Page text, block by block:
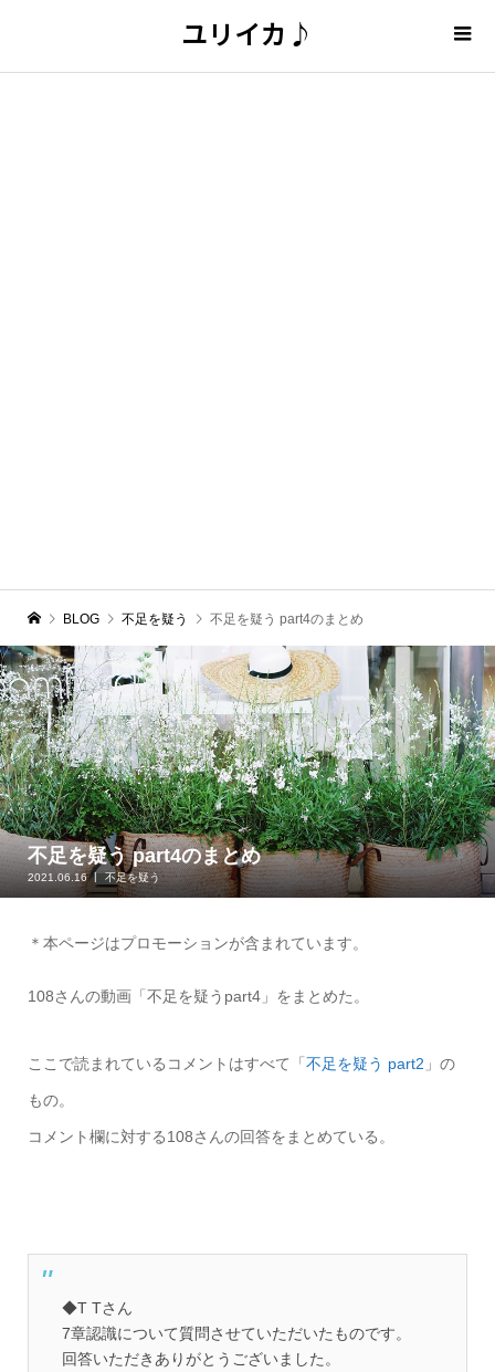
ユリイカ♪
BLOG 不足を疑う 不足を疑う part4のまとめ
不足を疑う part4のまとめ
2021.06.16 不足を疑う
＊本ページはプロモーションが含まれています。
108さんの動画「不足を疑うpart4」をまとめた。
ここで読まれているコメントはすべて「 不足を疑う part2 」の
もの。
コメント欄に対する108さんの回答をまとめている。
◆T Tさん
7章認識について質問させていただいたものです。
回答いただきありがとうございました。